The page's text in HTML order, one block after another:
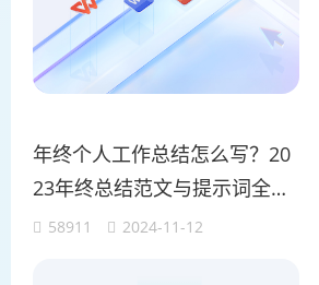
年终个人工作总结怎么写？20
23年终总结范文与提示词全解
析！
58911 2024-11-12